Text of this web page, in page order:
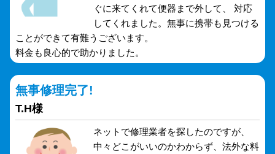
ぐに来てくれて便器まで外して、 対応
してくれました。無事に携帯も見つける
ことができて有難うございます。
料金も良心的で助かりました。
無事修理完了!
T.H様
ネットで修理業者を探したのですが、
中々どこがいいのかわからず、法外な料